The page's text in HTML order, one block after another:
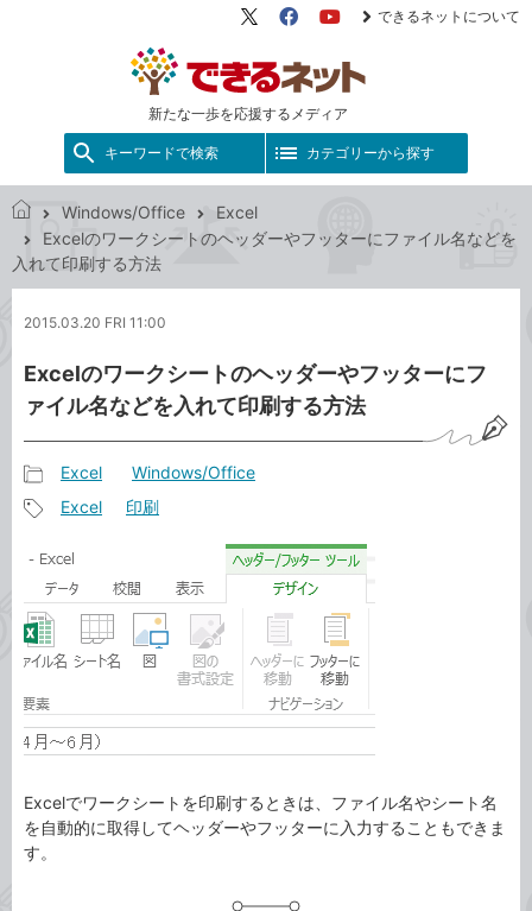
新たな一歩を応援するメディア
X（旧
FacebookYouTube
できるネットについて
キーワードで検索 カテゴリーから探す
で
き
ッ
Windows/Office
Excel
Excelのワークシートのヘッダーやフッターにファイル名などを
入れて印刷する方法
2015.03.20 FRI 11:00
Excelのワークシートのヘッダーやフッターにフ
ァイル名などを入れて印刷する方法
事
カ
テ
ゴ
リ
Excel Windows/Office
事
タ
グ
Excel 印刷
Excelでワークシートを印刷するときは、ファイル名やシート名
を自動的に取得してヘッダーやフッターに入力することもできま
す。